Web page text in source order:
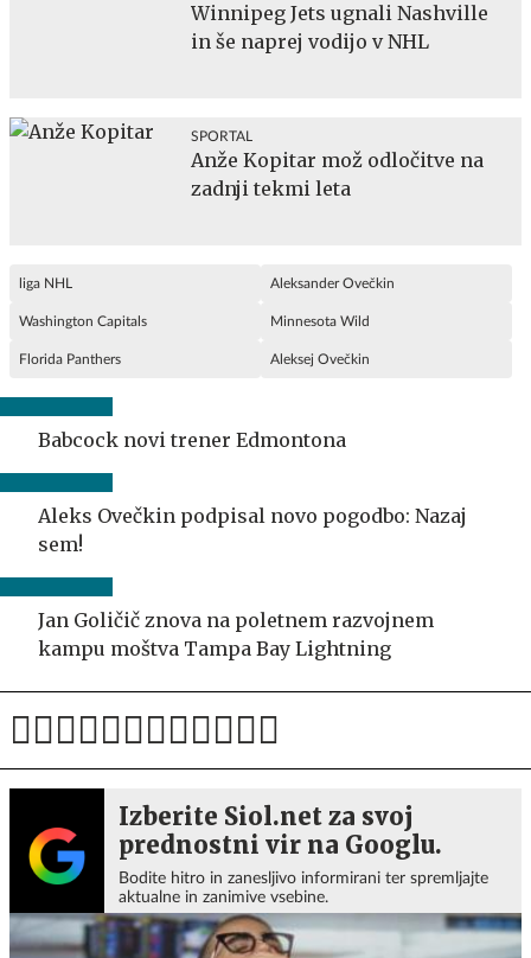
Winnipeg Jets ugnali Nashville
in še naprej vodijo v NHL
SPORTAL
Anže Kopitar mož odločitve na
zadnji tekmi leta
liga NHL Aleksander Ovečkin
Washington Capitals Minnesota Wild
Florida Panthers Aleksej Ovečkin
Babcock novi trener Edmontona
Aleks Ovečkin podpisal novo pogodbo: Nazaj
sem!
Jan Goličič znova na poletnem razvojnem
kampu moštva Tampa Bay Lightning
Izberite Siol.net za svoj
prednostni vir na Googlu.
Bodite hitro in zanesljivo informirani ter spremljajte
aktualne in zanimive vsebine.